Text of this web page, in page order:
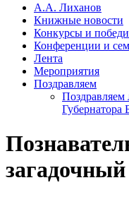
А.А. Лиханов
Книжные новости
Конкурсы и
Конференции и
Лента
Мероприятия
Поздравляем
Поздравляем
Губернатора